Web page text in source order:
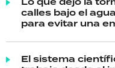
calles bajo el
para evitar una
El sistema